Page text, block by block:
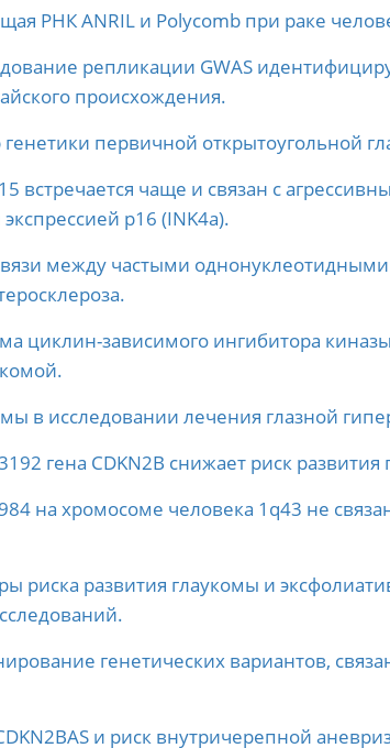
РНК ANRIL и Polycomb при раке
репликации GWAS
происхождения.
первичной открытоугольной
встречается чаще и связан с
p16 (INK4a).
между частыми
циклин-зависимого ингибитора
в исследовании лечения глазной
гена CDKN2B снижает риск развития
на хромосоме человека 1q43 не
риска развития глаукомы и
генетических вариантов,
и риск внутричерепной